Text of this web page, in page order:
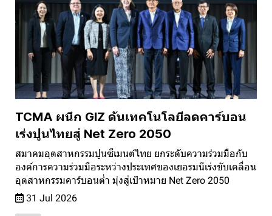
TCMA ผนึก GIZ ดันเทคโนโลยีลดคาร์บอน
เร่งปูนไทยสู่ Net Zero 2050
สมาคมอุตสาหกรรมปูนซีเมนต์ไทย ยกระดับความร่วมมือกับ
องค์การความร่วมมือระหว่างประเทศของเยอรมนีเร่งขับเคลื่อน
อุตสาหกรรมคาร์บอนต่ำ มุ่งสู่เป้าหมาย Net Zero 2050
31 Jul 2026